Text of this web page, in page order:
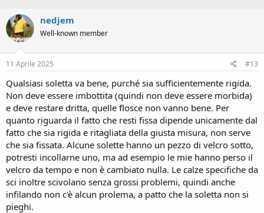
nedjem
Well-known member
11 Aprile 2025 #13
Qualsiasi soletta va bene, purché sia sufficientemente rigida.
Non deve essere imbottita (quindi non deve essere morbida)
e deve restare dritta, quelle flosce non vanno bene. Per
quanto riguarda il fatto che resti fissa dipende unicamente dal
fatto che sia rigida e ritagliata della giusta misura, non serve
che sia fissata. Alcune solette hanno un pezzo di velcro sotto,
potresti incollarne uno, ma ad esempio le mie hanno perso il
velcro da tempo e non è cambiato nulla. Le calze specifiche da
sci inoltre scivolano senza grossi problemi, quindi anche
infilando non c'è alcun prolema, a patto che la soletta non si
pieghi.